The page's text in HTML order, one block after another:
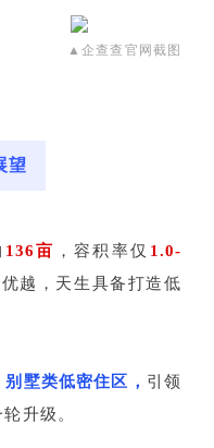
▲企查查官网截图
望
136亩 ，容积率仅 1.0-
越，天生具备打造低
别墅类低密住区 ， 引领
升级。